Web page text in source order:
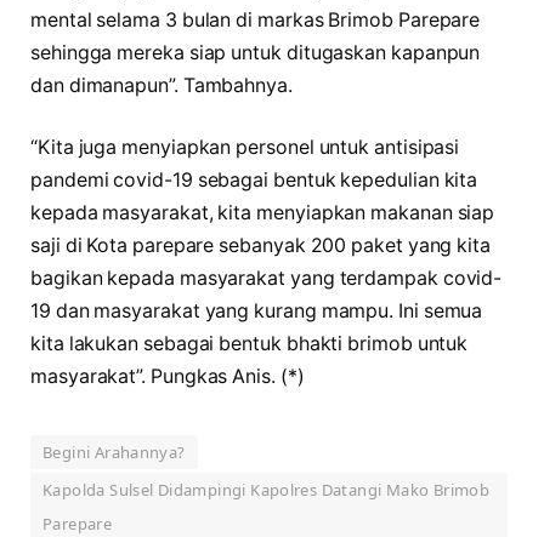
mental selama 3 bulan di markas Brimob Parepare
sehingga mereka siap untuk ditugaskan kapanpun
dan dimanapun”. Tambahnya.
“Kita juga menyiapkan personel untuk antisipasi
pandemi covid-19 sebagai bentuk kepedulian kita
kepada masyarakat, kita menyiapkan makanan siap
saji di Kota parepare sebanyak 200 paket yang kita
bagikan kepada masyarakat yang terdampak covid-
19 dan masyarakat yang kurang mampu. Ini semua
kita lakukan sebagai bentuk bhakti brimob untuk
masyarakat”. Pungkas Anis. (*)
Begini Arahannya?
Kapolda Sulsel Didampingi Kapolres Datangi Mako Brimob
Parepare